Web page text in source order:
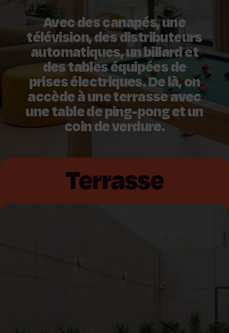
Avec des canapés, une
télévision, des distributeurs
automatiques, un billard et
des tables équipées de
prises électriques. De là, on
accède à une terrasse avec
une table de ping-pong et un
coin de verdure.
Terrasse